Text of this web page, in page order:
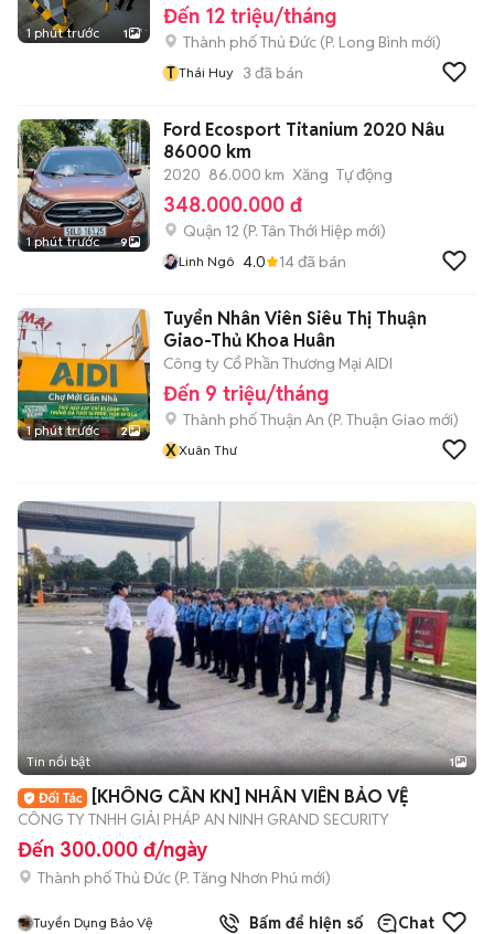
1 phút trước 1
Đến 12 triệu/tháng
Thành phố Thủ Đức (P. Long Bình mới)
T Thái Huy 3 đã bán
1 phút trước 9
Ford Ecosport Titanium 2020 Nâu
86000 km
2020 86.000 km Xăng Tự động
348.000.000 đ
Quận 12 (P. Tân Thới Hiệp mới)
Linh Ngô 4.0 14đã bán
1 phút trước 2
Tuyển Nhân Viên Siêu Thị Thuận
Giao-Thủ Khoa Huân
Công ty Cổ Phần Thương Mại AIDI
Đến 9 triệu/tháng
Thành phố Thuận An (P. Thuận Giao mới)
XXuân Thư
Tin nổi bật 1
[KHÔNG CẦN KN] NHÂN VIÊN BẢO VỆ
CÔNG TY TNHH GIẢI PHÁP AN NINH GRAND SECURITY
Đến 300.000 đ/ngày
Thành phố Thủ Đức (P. Tăng Nhơn Phú mới)
Tuyển Dụng Bảo Vệ Bấm để hiện số Chat